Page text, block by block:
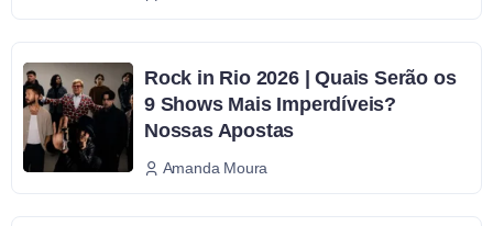
Rock in Rio 2026 | Quais Serão os
9 Shows Mais Imperdíveis?
Nossas Apostas
Amanda Moura